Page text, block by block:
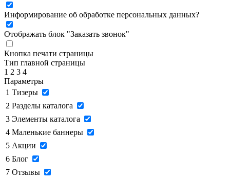
Информирование об обработке персональных данных?
Отображать блок "Заказать звонок"
Кнопка печати страницы
Тип главной страницы
1 2 3 4
Параметры
1 Тизеры
2 Разделы каталога
3 Элементы каталога
4 Маленькие баннеры
5 Акции
6 Блог
7 Отзывы